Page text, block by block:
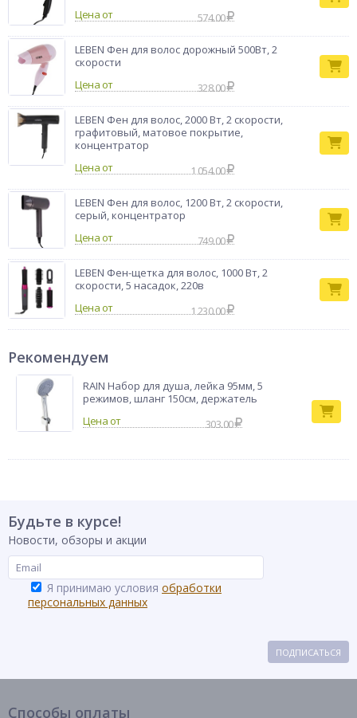
Цена от
574.00
LEBEN Фен для волос дорожный 500Вт, 2
скорости
Цена от
328.00
LEBEN Фен для волос, 2000 Вт, 2 скорости,
графитовый, матовое покрытие,
концентратор
Цена от
1 054.00
LEBEN Фен для волос, 1200 Вт, 2 скорости,
серый, концентратор
Цена от
749.00
LEBEN Фен-щетка для волос, 1000 Вт, 2
скорости, 5 насадок, 220в
Цена от
1 230.00
Рекомендуем
RAIN Набор для душа, лейка 95мм, 5
режимов, шланг 150см, держатель
303.00
Будьте в курсе!
Новости, обзоры и акции
Я принимаю условия обработки
персональных данных
ПОДПИСАТЬСЯ
Способы оплаты